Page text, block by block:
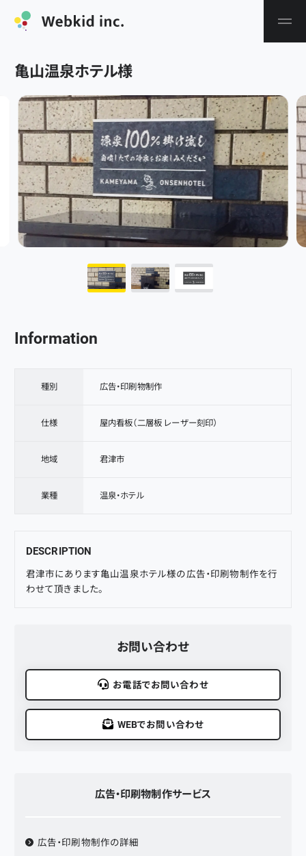
亀山温泉ホテル様
Information
種別 広告・印刷物制作
仕様 屋内看板（二層板 レーザー刻印）
地域 君津市
業種 温泉・ホテル
DESCRIPTION
君津市にあります亀山温泉ホテル様の広告・印刷物制作を行
わせて頂きました。
お問い合わせ
お電話でお問い合わせ
WEBでお問い合わせ
広告・印刷物制作サービス
広告・印刷物制作の詳細